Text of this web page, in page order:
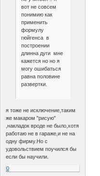
вот не совсем
понимию как
применить
формулу
гюйгенса в
построении
длинна дуги мне
кажется но но я
могу ошибаться
равна половине
развертки.
я тоже не исключение,таким
же макаром "рисую"
,накладок вроде не было,хотя
работаю не в гараже,и не на
одну фирму.Но с
удовольствием поучился бы
если бы научили.
0